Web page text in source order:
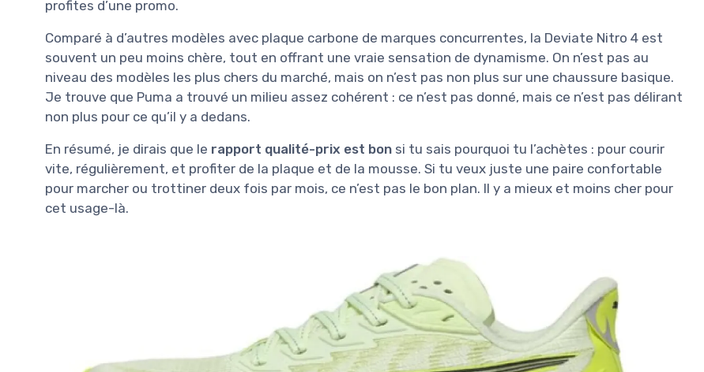
profites d’une promo.
Comparé à d’autres modèles avec plaque carbone de marques concurrentes, la Deviate Nitro 4 est
souvent un peu moins chère, tout en offrant une vraie sensation de dynamisme. On n’est pas au
niveau des modèles les plus chers du marché, mais on n’est pas non plus sur une chaussure basique.
Je trouve que Puma a trouvé un milieu assez cohérent : ce n’est pas donné, mais ce n’est pas délirant
non plus pour ce qu’il y a dedans.
En résumé, je dirais que le rapport qualité-prix est bon si tu sais pourquoi tu l’achètes : pour courir
vite, régulièrement, et profiter de la plaque et de la mousse. Si tu veux juste une paire confortable
pour marcher ou trottiner deux fois par mois, ce n’est pas le bon plan. Il y a mieux et moins cher pour
cet usage-là.